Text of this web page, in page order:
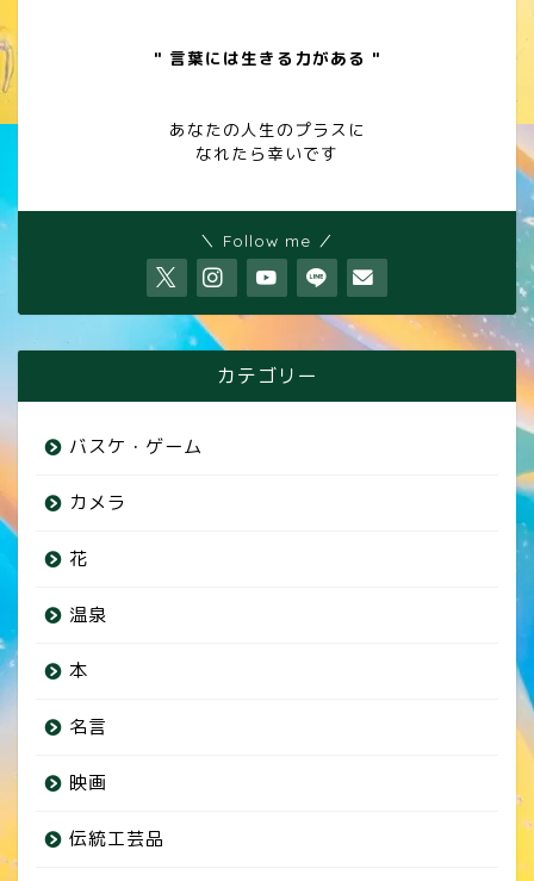
" 言葉には生きる力がある "
あなたの人生のプラスに
なれたら幸いです
＼ Follow me ／
カテゴリー
バスケ・ゲーム
カメラ
花
温泉
本
名言
映画
伝統工芸品